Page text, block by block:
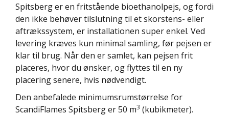
Spitsberg er en fritstående bioethanolpejs, og fordi
den ikke behøver tilslutning til et skorstens- eller
aftrækssystem, er installationen super enkel. Ved
levering kræves kun minimal samling, før pejsen er
klar til brug. Når den er samlet, kan pejsen frit
placeres, hvor du ønsker, og flyttes til en ny
placering senere, hvis nødvendigt.
Den anbefalede minimumsrumstørrelse for
ScandiFlames Spitsberg er 50 m3 (kubikmeter).